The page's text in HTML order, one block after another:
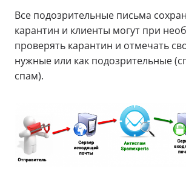
Все подозрительные письма
карантин и клиенты могут при
проверять карантин и отмечать
нужные или как подозрительные
спам).